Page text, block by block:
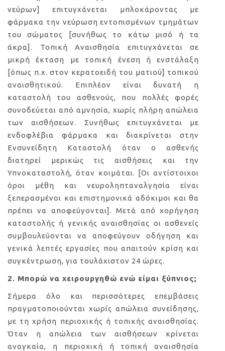
νεύρων] επιτυγχάνεται μπλοκάροντας με
φάρμακα την νεύρωση εντοπισμένων τμημάτων
του σώματος [συνήθως το κάτω μισό ή τα
άκρα]. Τοπική Αναισθησία επιτυγχάνεται σε
μικρή έκταση με τοπική ένεση ή ενστάλαξη
[όπως π.χ. στον κερατοειδή του ματιού] τοπικού
αναισθητικού. Επιπλέον είναι δυνατή η
καταστολή του ασθενούς, που πολλές φορές
συνοδεύεται από αμνησία, χωρίς πλήρη απώλεια
των αισθήσεων. Συνήθως επιτυγχάνεται με
ενδοφλέβια φάρμακα και διακρίνεται στην
Ενσυνείδητη Καταστολή όταν ο ασθενής
διατηρεί μερικώς τις αισθήσεις και την
Υπνοκαταστολή, όταν κοιμάται. [Οι αντίστοιχοι
όροι μέθη και νευροληπταναλγησία είναι
ξεπερασμένοι και επιστημονικά αδόκιμοι και θα
πρέπει να αποφεύγονται]. Μετά από χορήγηση
καταστολής ή γενικής αναισθησίας οι ασθενείς
συμβουλεύονται να αποφεύγουν οδήγηση και
γενικά λεπτές εργασίες που απαιτούν κρίση και
συγκέντρωση, για τουλάχιστον 24 ώρες.
2. Μπορώ να χειρουργηθώ ενώ είμαι ξύπνιος;
Σήμερα όλο και περισσότερες επεμβάσεις
πραγματοποιούνται χωρίς απώλεια συνείδησης,
με τη χρήση περιοχικής ή τοπικής αναισθησίας.
Όταν η απώλεια των αισθήσεων κρίνεται
αναγκαία, η περιοχική ή τοπική αναισθησία